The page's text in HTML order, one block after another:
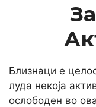
Близнаци е
луда некоја
ослободен во